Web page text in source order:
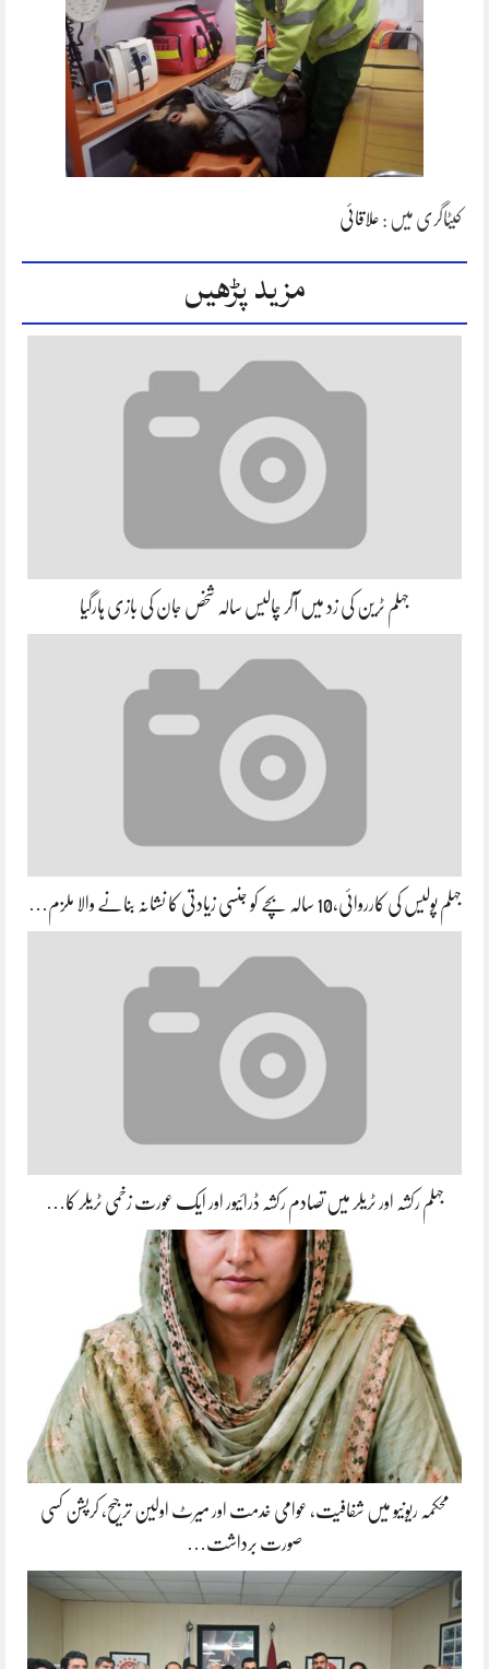
کیٹاگری میں : علاقائی
مزید پڑھیں
جہلم ٹرین کی زد میں آکر چالیس سالہ شخص جان کی بازی ہارگیا
جہلم پولیس کی کارروائی،10 سالہ بچے کو جنسی زیادتی کا نشانہ بنانے والا ملزم…
جہلم رکشہ اور ٹریلر میں تصادم رکشہ ڈرائیور اور ایک عورت زخمی ٹریلر کا…
محکمہ ریونیو میں شفافیت، عوامی خدمت اور میرٹ اولین ترجیح، کرپشن کسی
صورت برداشت…